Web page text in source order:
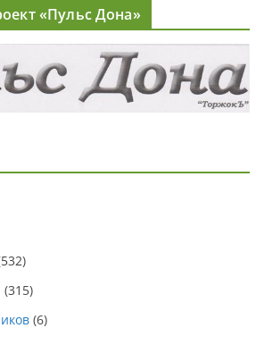
«Пульс Дона»
(315)
(6)